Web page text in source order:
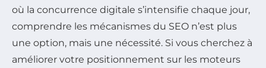
où la concurrence digitale s’intensifie chaque jour,
comprendre les mécanismes du SEO n’est plus
une option, mais une nécessité. Si vous cherchez à
améliorer votre positionnement sur les moteurs